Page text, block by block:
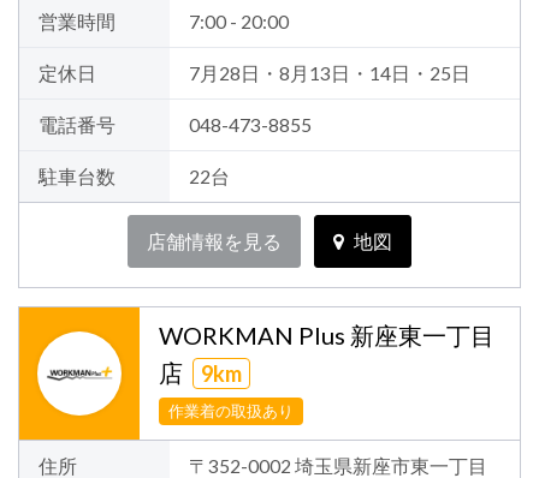
営業時間 7:00 - 20:00
定休日 7月28日・8月13日・14日・25日
電話番号 048-473-8855
駐車台数 22台
店舗情報を見る 地図
WORKMAN Plus 新座東一丁目
店
9km
作業着の取扱あり
住所
〒352-0002 埼玉県新座市東一丁目